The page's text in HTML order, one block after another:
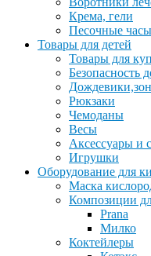
Крема, гели
Песочные часы
Товары для детей
Товары для
Безопасность
Рюкзаки
Чемоданы
Весы
Аксессуары и
Игрушки
Оборудование для
Маска
Композиции
Prana
Милко
Коктейлеры